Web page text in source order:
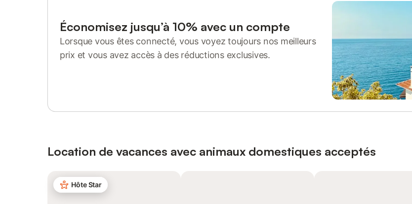
Économisez jusqu’à 10% avec un compte
Lorsque vous êtes connecté, vous voyez toujours nos meilleurs
prix et vous avez accès à des réductions exclusives.
Location de vacances avec animaux domestiques acceptés
Hôte Star